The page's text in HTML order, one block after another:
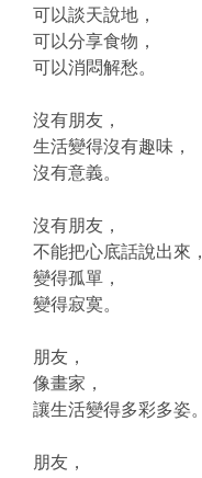
可以談天說地，
可以分享食物，
可以消悶解愁。
沒有朋友，
生活變得沒有趣味，
沒有意義。
沒有朋友，
不能把心底話說出來，
變得孤單，
變得寂寞。
朋友，
像畫家，
讓生活變得多彩多姿。
朋友，